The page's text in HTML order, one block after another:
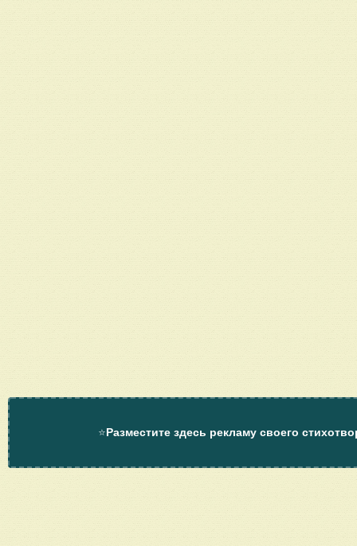
⭐Разместите здесь рекламу своего